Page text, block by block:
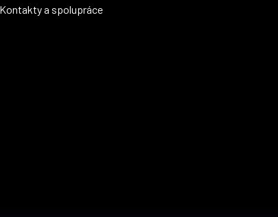
Kontakty a spolupráce